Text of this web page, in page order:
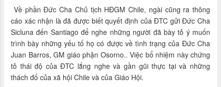
Về phần Đức Cha Chủ tịch HĐGM Chile, ngài cũng ra thông
cáo xác nhận là đã được biết quyết định của ĐTC gửi Đức Cha
Sicluna đến Santiago để nghe những người đã bày tỏ ý muốn
trình bày những yếu tố họ có được về tình trạng của Đức Cha
Juan Barros, GM giáo phận Osorno.. Việc bổ nhiệm này chứng
tỏ thái độ của ĐTC lắng nghe và gần gũi thực tại và những
thách đố của xã hội Chile và của Giáo Hội.